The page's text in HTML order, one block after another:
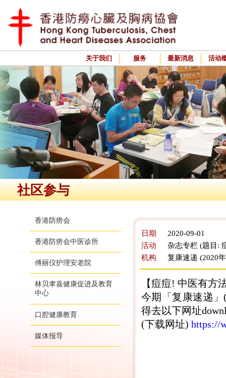
关于我们 服务 最新消息 活动
社区参与
香港防痨会
香港防痨会中医诊所
傅丽仪护理安老院
林贝聿嘉健康促进及教育
中心
口腔健康教育
媒体报导
日期
2020-09-01
活动
杂志专栏 (题目:
机构
复康速递 (2020
【痘痘! 中医有方
今期「复康速递
得去以下网址
(下载网址) https://